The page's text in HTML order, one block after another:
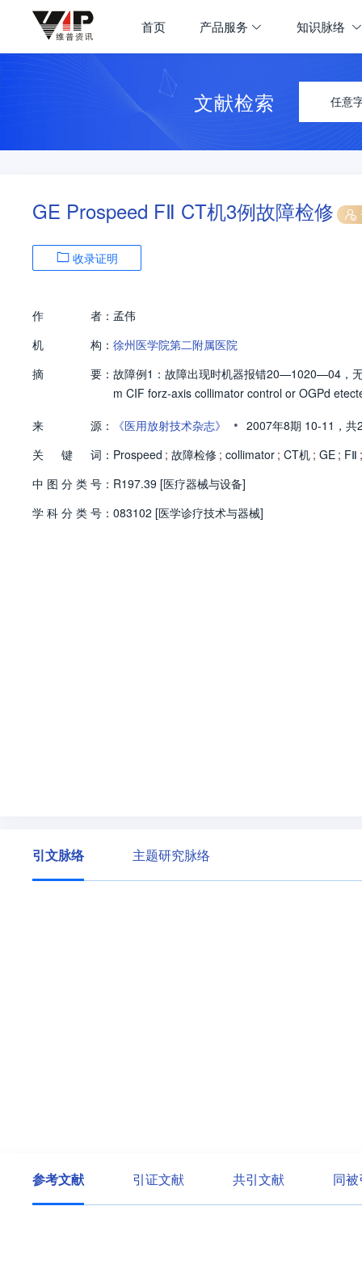
首页 产品服务 知识脉络
文献检索 任意
GE Prospeed FⅡ CT机3例故障检修
收录证明
作 者： 孟伟
机
构： 徐州医学院第二附属医院
摘
要： 故障例1：故障出现时机器报错20—1020—04，
m CIF forz-axis collimator control or OGPd
来
源： 《医用放射技术杂志》 • 2007年8期 10-11， 共
关
键 词： Prospeed ; 故障检修 ; collimator ; CT机 ; GE ; FⅡ ;
中 图 分 类 号： R197.39 [医疗器械与设备]
学 科 分 类 号： 083102 [医学诊疗技术与器械]
引文脉络 主题研究脉络
参考文献 引证文献 共引文献 同